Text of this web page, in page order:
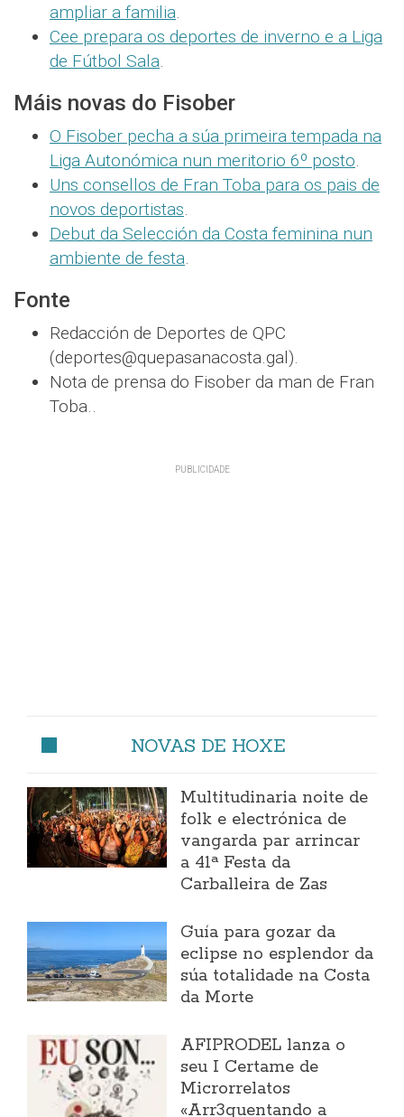
ampliar a familia
Cee prepara os deportes de inverno e a Liga
de Fútbol Sala
Máis novas do Fisober
O Fisober pecha a súa primeira tempada na
Liga Autonómica nun meritorio 6º posto
Uns consellos de Fran Toba para os pais de
novos deportistas
Debut da Selección da Costa feminina nun
ambiente de festa
Fonte
Redacción de Deportes de QPC
(deportes@quepasanacosta.gal).
Nota de prensa do Fisober da man de Fran
Toba..
NOVAS DE HOXE
Multitudinaria noite de
folk e electrónica de
vangarda par arrincar
a 41ª Festa da
Carballeira de Zas
Guía para gozar da
eclipse no esplendor da
súa totalidade na Costa
da Morte
AFIPRODEL lanza o
seu I Certame de
Microrrelatos
«Arr3quentando a